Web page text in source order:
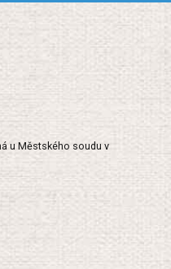
u Městského soudu v